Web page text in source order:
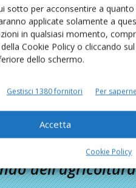
sotto per acconsentire a
applicate solamente a
in qualsiasi momento,
Cookie Policy o cliccando
dello schermo.
Gestisci 1380 fornitori Per
Accetta
Cookie Policy
dell’agricoltura